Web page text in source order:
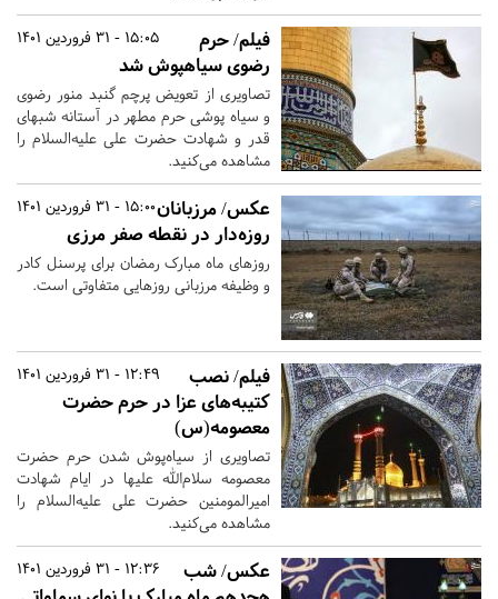
15:05 - 31 فروردین 1401
فیلم/ حرم
رضوی سیاهپوش شد
تصاویری از تعویض پرچم گنبد منور رضوی
و سیاه پوشی حرم مطهر در آستانه شبهای
قدر و شهادت حضرت علی‌ علیه‌السلام را
مشاهده می‌کنید.
15:00 - 31 فروردین 1401عکس/ مرزبانان
روزه‌دار در نقطه صفر مرزی
روزهای ماه مبارک رمضان برای پرسنل کادر
و وظیفه مرزبانی روزهایی متفاوتی است.
12:49 - 31 فروردین 1401
فیلم/ نصب
کتیبه‌های عزا در حرم حضرت
معصومه(س)
تصاویری از سیاه‌پوش شدن حرم حضرت
معصومه سلام‌الله علیها در ایام شهادت
امیرالمومنین حضرت علی علیه‌السلام را
مشاهده می‌کنید.
12:36 - 31 فروردین 1401
عکس/ شب